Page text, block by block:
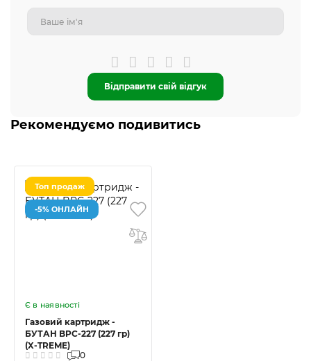
Відправити свій відгук
Рекомендуємо подивитись
Топ продаж
-5% ОНЛАЙН
Є в наявності
Газовий картридж -
БУТАН BPС-227 (227 гр)
(X-TREME)
0